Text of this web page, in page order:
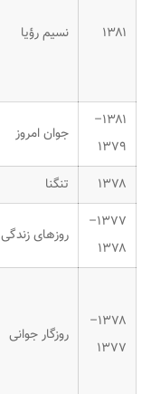
۱۳۸۱ نسیم رؤیا
۱۳۸۱–
۱۳۷۹
جوان امروز
۱۳۷۸
تنگنا
۱۳۷۷–
۱۳۷۸
روزهای زندگی
۱۳۷۸–
۱۳۷۷
روزگار جوانی